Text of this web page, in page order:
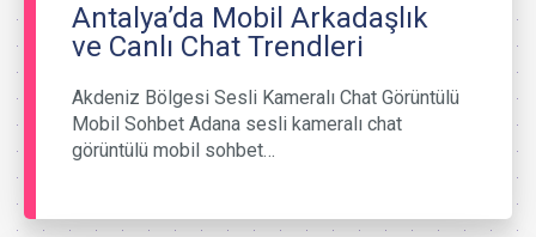
Antalya’da Mobil Arkadaşlık
ve Canlı Chat Trendleri
Akdeniz Bölgesi Sesli Kameralı Chat Görüntülü
Mobil Sohbet Adana sesli kameralı chat
görüntülü mobil sohbet…